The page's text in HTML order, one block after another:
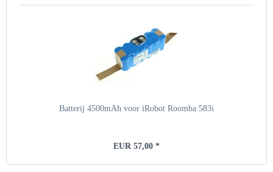
Batterij 4500mAh voor iRobot Roomba 583i
EUR 57,00 *